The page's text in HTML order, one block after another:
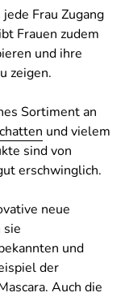
Frau Zugang
Frauen zudem
und ihre
zeigen.
Sortiment an
und vielem
sind von
erschwinglich.
neue
sie
und
der
Auch die